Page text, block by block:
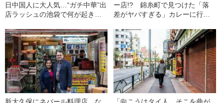
日中国人に大人気…“ガチ中華”出
店ラッシュの池袋で何が起きて
ー店!? 錦糸町で見つけた「落
差がヤバすぎる」カレーに行っ
新大久保にネパール料理店、な
「向こうはタイ人。そこを曲が